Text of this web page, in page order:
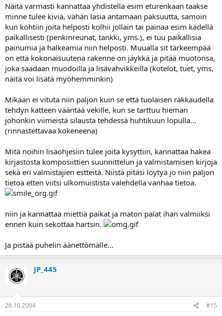
Näitä varmasti kannattaa yhdistellä esim eturenkaan taakse
minne tulee kiviä, vähän lasia antamaan paksuutta, samoin
kun kohtiin joita helposti kolhii jollain tai painaa esim kädellä
paikallisesti (penkinreunat, tankki, yms.), ei tuu paikallisia
painumia ja halkeamia niin helposti. Muualla sit tärkeempää
on että kokonaisuutena rakenne on jäykkä ja pitää muotonsa,
joka saadaan muodoilla ja lisävahvikkeilla (kotelot, tuet, yms,
näitä voi lisätä myöhemminkin)
Mikään ei vituta niin paljon kuin se että tuolaisen rakkaudella
tehdyn katteen vääntää vekille, kun se tarttuu hieman
johonkin viimeistä silausta tehdessä huhtikuun lopulla...
(rinnastettavaa kokeneena)
Mitä noihin lisäohjesiin tulee joita kysyttiin, kannattaa hakea
kirjastosta komposiittien suunnittelun ja valmistamisen kirjoja
sekä eri valmistajien estteitä. Niistä pitäsi löytyä jo niin paljon
tietoa etten viitsi ulkomuistista valehdella vanhaa tietoa.
niin ja kannattaa miettiä paikat ja maton palat ihan valmiiksi
ennen kuin sekottaa hartsin.
Ja pistää puhelin äänettömälle...
JP_445
28.10.2004 #15